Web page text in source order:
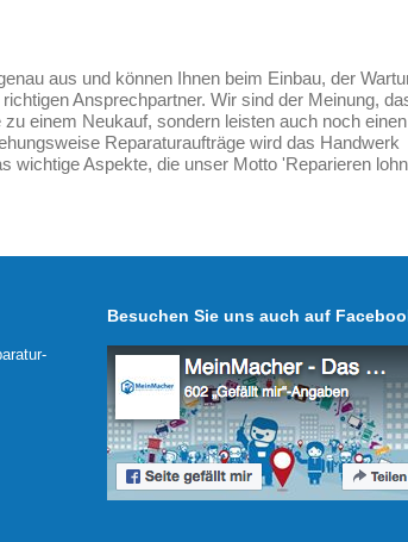
aus und können Ihnen beim Einbau, der
Ansprechpartner. Wir sind der Meinung,
einem Neukauf, sondern leisten auch noch einen
Reparaturaufträge wird das Handwerk
wichtige Aspekte, die unser Motto 'Reparieren
Besuchen Sie uns auch auf